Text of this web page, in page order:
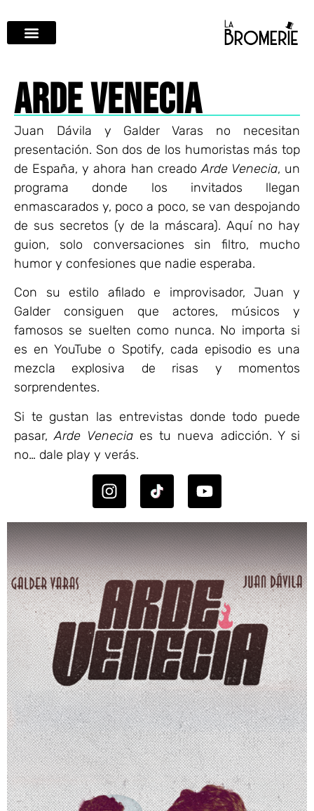
ARDE VENECIA
Juan Dávila y Galder Varas no necesitan
presentación. Son dos de los humoristas más top
de España, y ahora han creadoArde Venecia, un
programa donde los invitados llegan
enmascarados y, poco a poco, se van despojando
de sus secretos (y de la máscara). Aquí no hay
guion, solo conversaciones sin filtro, mucho
humor y confesiones que nadie esperaba.
Con su estilo afilado e improvisador, Juan y
Galder consiguen que actores, músicos y
famosos se suelten como nunca. No importa si
es en YouTube o Spotify, cada episodio es una
mezcla explosiva de risas y momentos
sorprendentes.
Si te gustan las entrevistas donde todo puede
pasar,Arde Veneciaes tu nueva adicción. Y si
no… dale play y verás.